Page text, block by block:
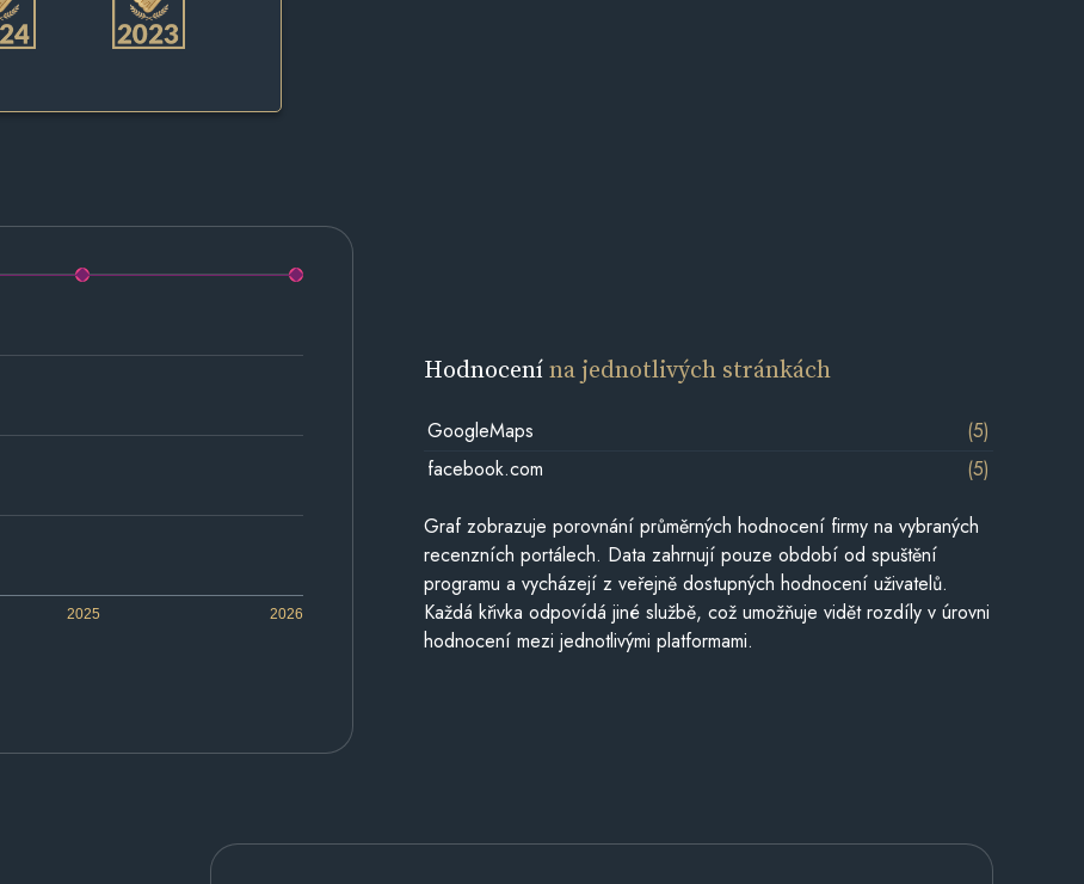
2025 2026
Hodnocenína jednotlivých stránkách
GoogleMaps
(5)
facebook.com
(5)
Graf zobrazuje porovnání průměrných hodnocení firmy na vybraných
recenzních portálech. Data zahrnují pouze období od spuštění
programu a vycházejí z veřejně dostupných hodnocení uživatelů.
Každá křivka odpovídá jiné službě, což umožňuje vidět rozdíly v úrovni
hodnocení mezi jednotlivými platformami.